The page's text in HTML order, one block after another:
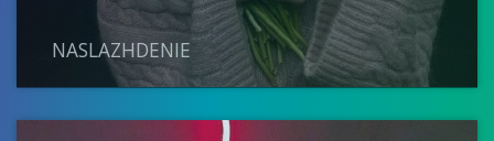
NASLAZHDENIE